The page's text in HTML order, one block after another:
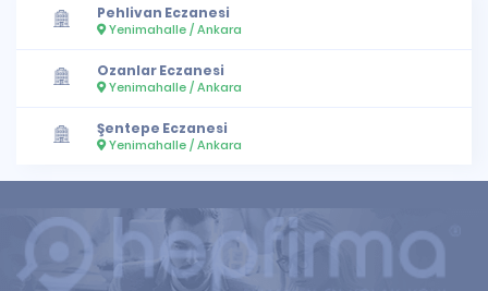
Pehlivan Eczanesi
Yenimahalle / Ankara
Ozanlar Eczanesi
Yenimahalle / Ankara
Şentepe Eczanesi
Yenimahalle / Ankara